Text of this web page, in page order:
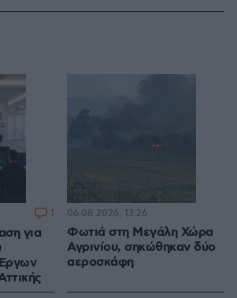
για
1
Φωτιά στη Μεγάλη Χώρα
Αγρινίου, σηκώθηκαν δύο
αεροσκάφη
06.08.2026, 13:26